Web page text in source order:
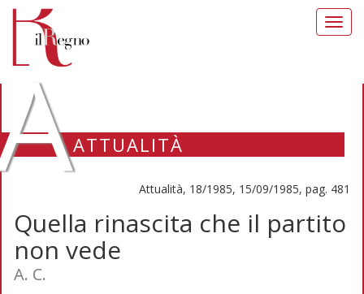
ATTUALITÀ
Attualità, 18/1985, 15/09/1985, pag. 481
Quella rinascita che il partito
non vede
A. C.